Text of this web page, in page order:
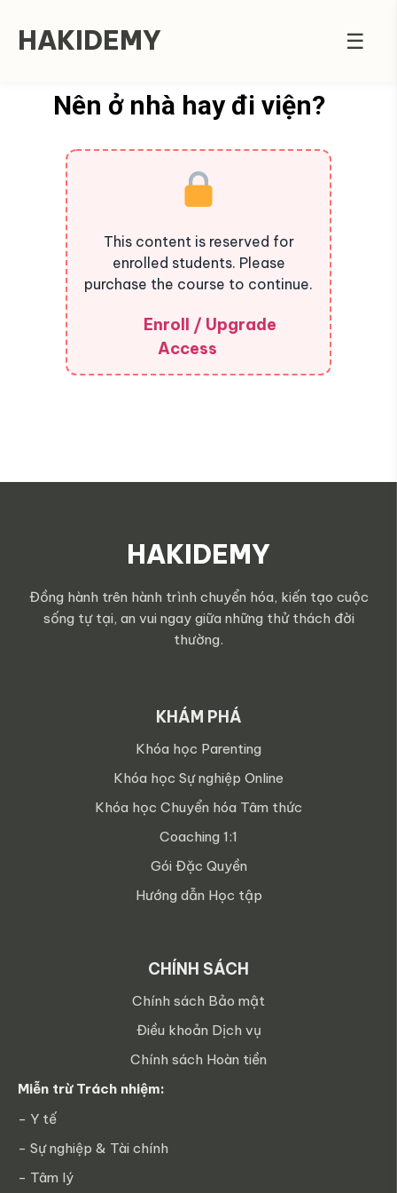
HAKIDEMY ☰
Nên ở nhà hay đi viện?
This content is reserved for
enrolled students. Please
purchase the course to continue.
Enroll / Upgrade
Access
HAKIDEMY
Đồng hành trên hành trình chuyển hóa, kiến tạo cuộc
sống tự tại, an vui ngay giữa những thử thách đời
thường.
KHÁM PHÁ
Khóa học Parenting
Khóa học Sự nghiệp Online
Khóa học Chuyển hóa Tâm thức
Coaching 1:1
Gói Đặc Quyền
Hướng dẫn Học tập
CHÍNH SÁCH
Chính sách Bảo mật
Điều khoản Dịch vụ
Chính sách Hoàn tiền
Miễn trừ Trách nhiệm:
- Y tế
- Sự nghiệp & Tài chính
- Tâm lý